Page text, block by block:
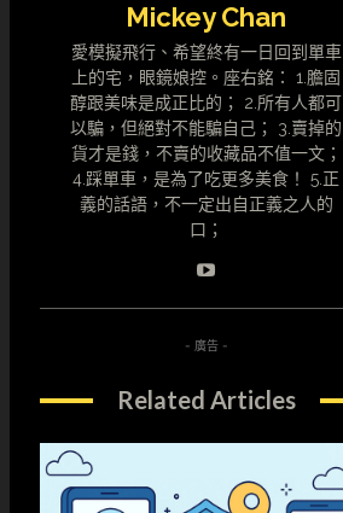
Mickey Chan
愛模擬飛行、希望終有一日回到單車
上的宅，眼鏡娘控。座右銘： 1.膽固
醇跟美味是成正比的； 2.所有人都可
以騙，但絕對不能騙自己； 3.賣掉的
貨才是錢，不賣的收藏品不值一文；
4.踩單車，是為了吃更多美食！ 5.正
義的話語，不一定出自正義之人的
口；
- 廣告 -
Related Articles